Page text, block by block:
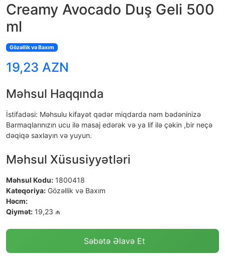
Creamy Avocado Duş Geli 500
ml
Gözəllik və Baxım
19,23 AZN
Məhsul Haqqında
İstifadəsi: Məhsulu kifayət qədər miqdarda nəm bədəninizə
Barmaqlarınızın ucu ilə masaj edərək və ya lif ilə çəkin ,bir neçə
dəqiqə saxlayın və yuyun.
Məhsul Xüsusiyyətləri
Məhsul Kodu: 1800418
Kateqoriya: Gözəllik və Baxım
Həcm:
Qiymət: 19,23 ₼
Səbətə Əlavə Et